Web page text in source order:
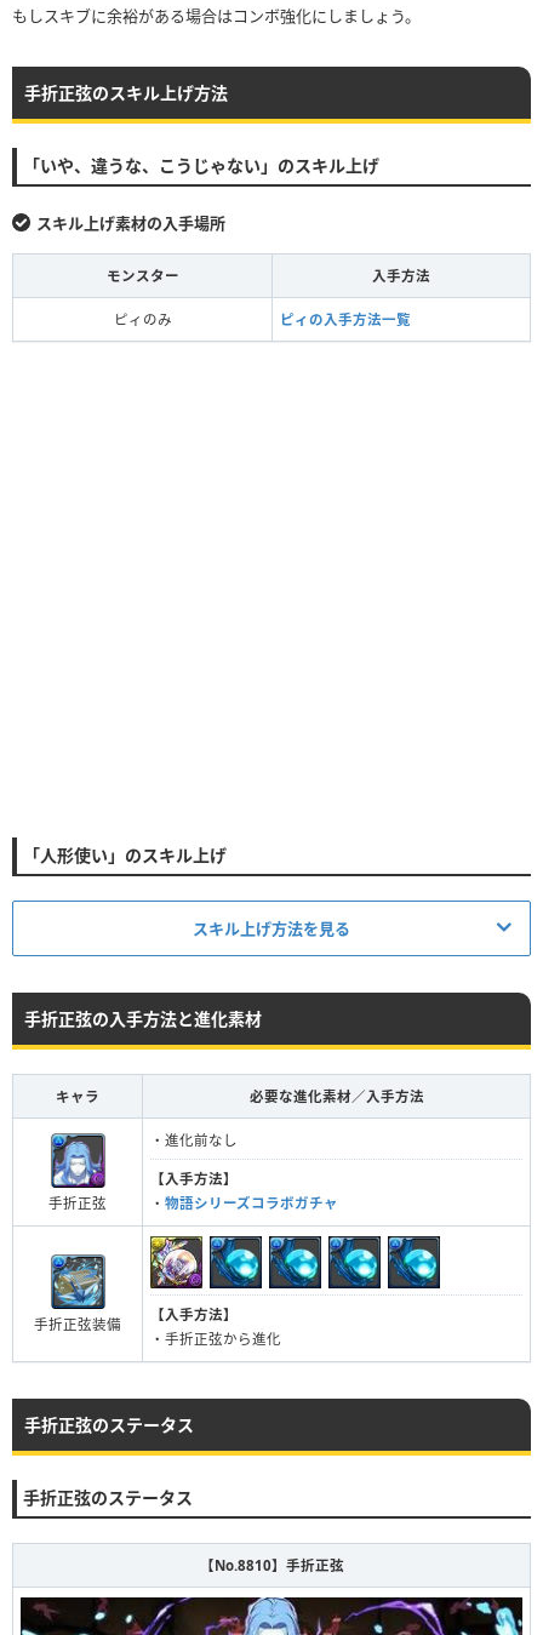
もしスキブに余裕がある場合はコンボ強化にしましょう。
手折正弦のスキル上げ方法
「いや、違うな、こうじゃない」のスキル上げ
スキル上げ素材の入手場所
モンスター 入手方法
ピィのみ ピィの入手方法一覧
「人形使い」のスキル上げ
スキル上げ方法を見る
手折正弦の入手方法と進化素材
キャラ 必要な進化素材／入手方法
手折正弦
・進化前なし
【入手方法】
・ 物語シリーズコラボガチャ
手折正弦装備
【入手方法】
・手折正弦から進化
手折正弦のステータス
手折正弦のステータス
【No.8810】手折正弦